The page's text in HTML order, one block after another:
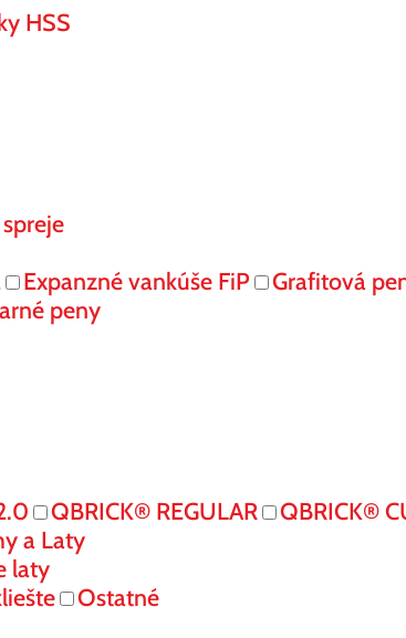
HSS
Expanzné vankúše FiP Grafitová
peny
QBRICK® REGULAR
QBRICK®
a Laty
laty
Ostatné